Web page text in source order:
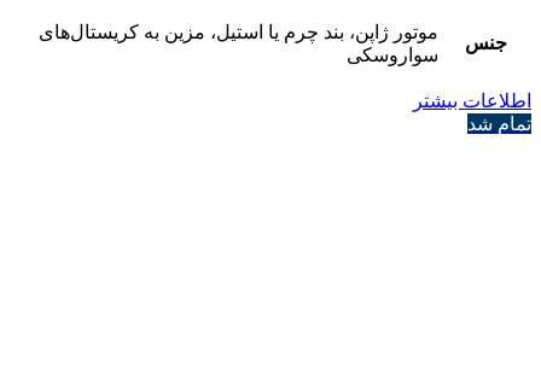
جنس
موتور ژاپن، بند چرم یا استیل، مزین به کریستال‌های
سواروسکی
اطلاعات بیشتر
تمام شد